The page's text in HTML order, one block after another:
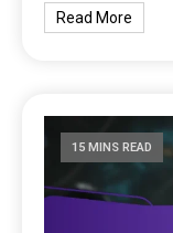
Read More
15 MINS READ